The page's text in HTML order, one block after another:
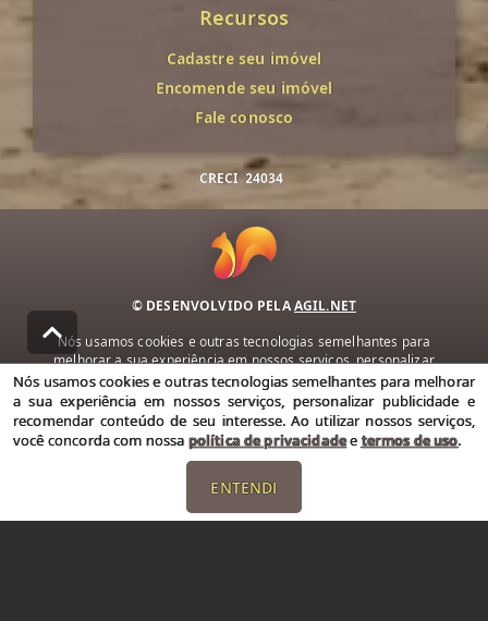
Recursos
Cadastre seu imóvel
Encomende seu imóvel
Fale conosco
CRECI 24034
© DESENVOLVIDO PELAAGIL.NET
Nós usamos cookies e outras tecnologias semelhantes para
melhorar a sua experiência em nossos serviços, personalizar
publicidade e recomendar conteúdo de seu interesse. Ao utilizar
nossos serviços, você concorda com nossa política de privacidade e
termos de uso.
Política de Privacidade Termos de uso
Nós usamos cookies e outras tecnologias semelhantes para melhorar
a sua experiência em nossos serviços, personalizar publicidade e
recomendar conteúdo de seu interesse. Ao utilizar nossos serviços,
você concorda com nossa política de privacidadeetermos de uso.
ENTENDI